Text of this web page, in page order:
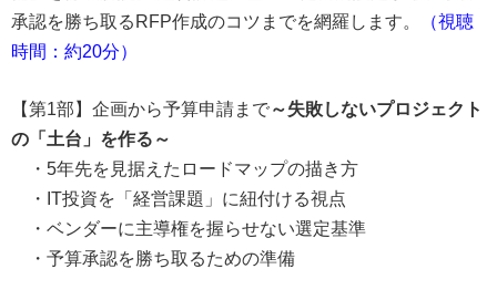
承認を勝ち取るRFP作成のコツまでを網羅します。
（視聴
時間：約20分）
【第1部】企画から予算申請まで～失敗しないプロジェクト
の「土台」を作る～
・5年先を見据えたロードマップの描き方
・IT投資を「経営課題」に紐付ける視点
・ベンダーに主導権を握らせない選定基準
・予算承認を勝ち取るための準備